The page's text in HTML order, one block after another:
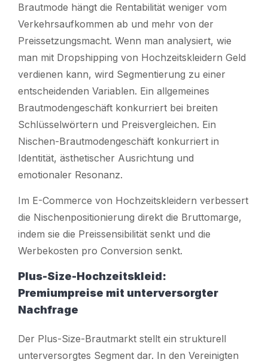
Brautmode hängt die Rentabilität weniger vom
Verkehrsaufkommen ab und mehr von der
Preissetzungsmacht. Wenn man analysiert, wie
man mit Dropshipping von Hochzeitskleidern Geld
verdienen kann, wird Segmentierung zu einer
entscheidenden Variablen. Ein allgemeines
Brautmodengeschäft konkurriert bei breiten
Schlüsselwörtern und Preisvergleichen. Ein
Nischen-Brautmodengeschäft konkurriert in
Identität, ästhetischer Ausrichtung und
emotionaler Resonanz.
Im E-Commerce von Hochzeitskleidern verbessert
die Nischenpositionierung direkt die Bruttomarge,
indem sie die Preissensibilität senkt und die
Werbekosten pro Conversion senkt.
Plus-Size-Hochzeitskleid:
Premiumpreise mit unterversorgter
Nachfrage
Der Plus-Size-Brautmarkt stellt ein strukturell
unterversorgtes Segment dar. In den Vereinigten